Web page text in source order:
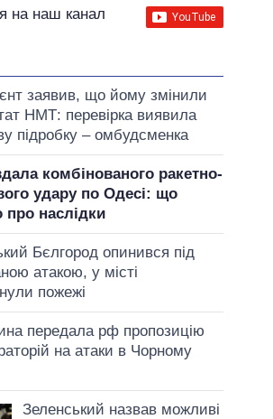
на наш канал
заявив, що йому змінили
НМТ: перевірка виявила
підробку – омбудсменка
комбінованого ракетно-
удару по Одесі: що
про наслідки
Бєлгород опинився під
атакою, у місті
пожежі
передала рф пропозицію
на атаки в Чорному
Зеленський назвав можливі